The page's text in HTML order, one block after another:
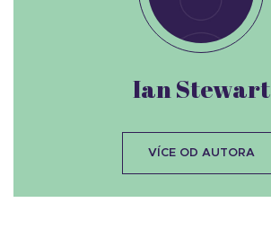
Ian Stewart
VÍCE OD AUTORA